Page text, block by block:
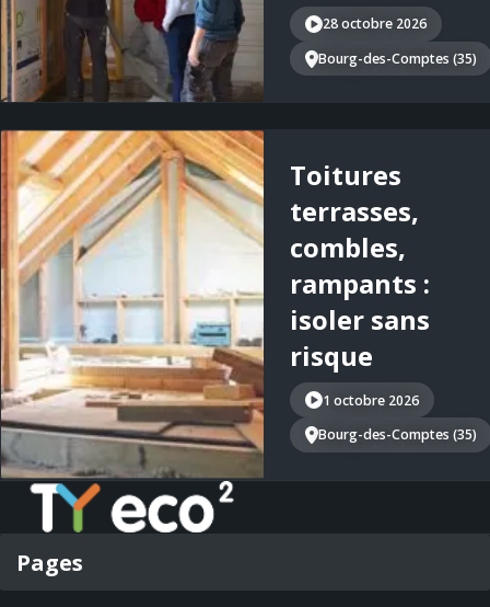
28 octobre 2026
Bourg-des-Comptes (35)
Toitures
terrasses,
combles,
rampants :
isoler sans
risque
1 octobre 2026
Bourg-des-Comptes (35)
Pages